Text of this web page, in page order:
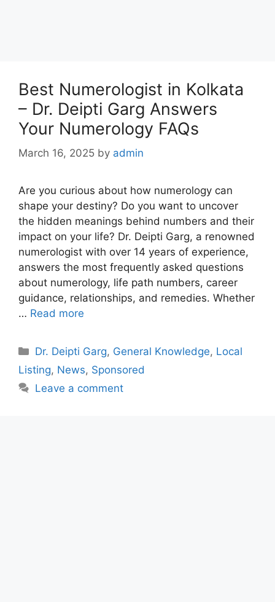
Best Numerologist in Kolkata
– Dr. Deipti Garg Answers
Your Numerology FAQs
March 16, 2025 by admin
Are you curious about how numerology can
shape your destiny? Do you want to uncover
the hidden meanings behind numbers and their
impact on your life? Dr. Deipti Garg, a renowned
numerologist with over 14 years of experience,
answers the most frequently asked questions
about numerology, life path numbers, career
guidance, relationships, and remedies. Whether
… Read more
Categories
Dr. Deipti Garg, General Knowledge, Local
Listing, News, Sponsored
Leave a comment